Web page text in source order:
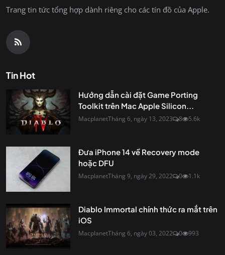
Trang tin tức tổng hợp dành riêng cho các tín đồ của Apple.
Tin Hot
Hướng dẫn cài đặt Game Porting
Toolkit trên Mac Apple Silicon...
MacplanetTháng 6, ngày 13, 2023 8 5.6k
Đưa iPhone 14 về Recovery mode
hoặc DFU
MacplanetTháng 9, ngày 29, 2022 0 1.1k
Diablo Immortal chính thức ra mắt trên
iOS
MacplanetTháng 6, ngày 03, 2022 0 993